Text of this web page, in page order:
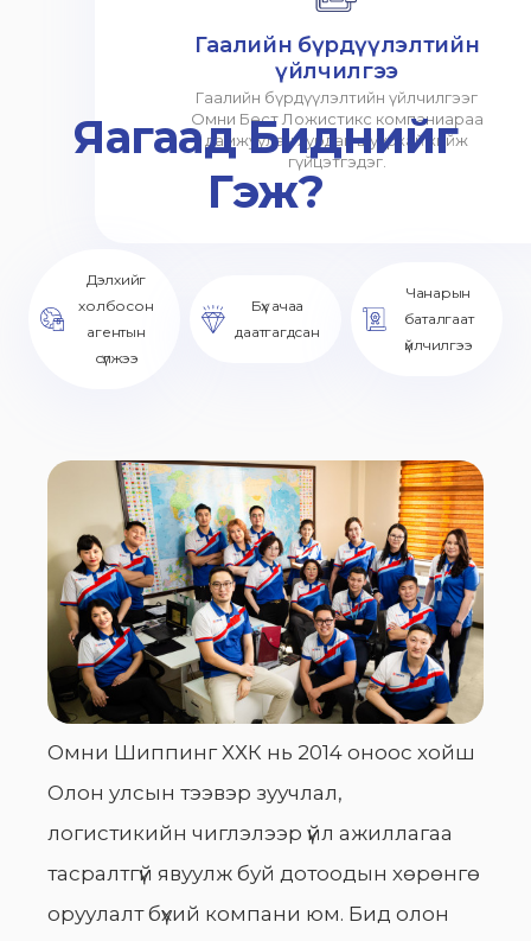
Гаалийн бүрдүүлэлтийн
үйлчилгээ
Гаалийн бүрдүүлэлтийн үйлчилгээг
Омни Бест Ложистикс компаниараа
дамжуулан хурдан шуурхай хийж
гүйцэтгэдэг.
Яагаад Биднийг
Гэж?
Дэлхийг
холбосон
агентын
сүлжээ
Бүх ачаа
даатгагдсан
Чанарын
баталгаат
үйлчилгээ
Омни Шиппинг ХХК нь 2014 оноос хойш
Олон улсын тээвэр зуучлал,
логистикийн чиглэлээр үйл ажиллагаа
тасралтгүй явуулж буй дотоодын хөрөнгө
оруулалт бүхий компани юм. Бид олон